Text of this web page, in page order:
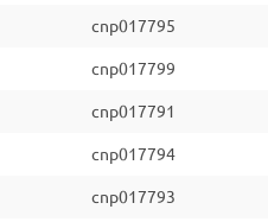
cnp017795
cnp017799
cnp017791
cnp017794
cnp017793